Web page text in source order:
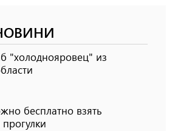
"холоднояровец" из
бесплатно взять